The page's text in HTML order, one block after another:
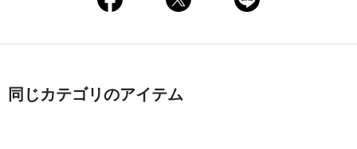
同じカテゴリのアイテム